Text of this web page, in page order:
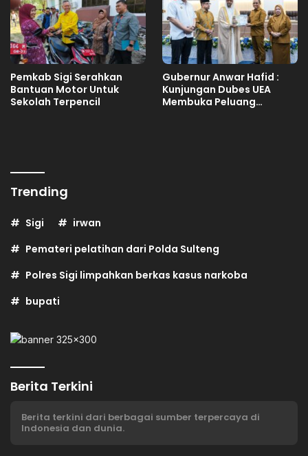
Pemkab Sigi Serahkan
Bantuan Motor Untuk
Sekolah Terpencil
Gubernur Anwar Hafid :
Kunjungan Dubes UEA
Membuka Peluang
Trending
Sigi
irwan
Pemateri pelatihan dari Polda Sulteng
Polres Sigi limpahkan berkas kasus narkoba
bupati
Berita Terkini
Berita terkini dari berbagai sumber terpercaya di
Indonesia dan dunia.